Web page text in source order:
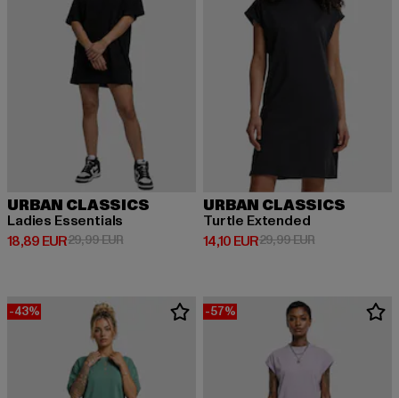
URBAN CLASSICS
Ladies Essentials
18,89 EUR
Prix courant: 18,89 EUR
29,99 EURPrix en promotion: 29,99 EUR
URBAN CLASSICS
Turtle Extended
14,10 EUR
Prix courant: 14,10 EUR
29,99 EURPrix en
-43% -57%